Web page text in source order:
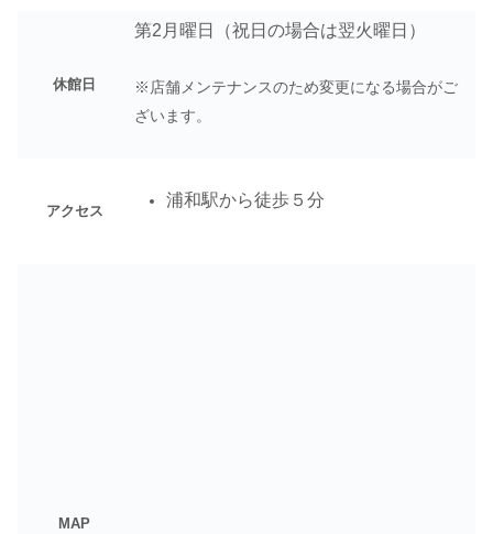
休館日
第2月曜日（祝日の場合は翌火曜日）
※店舗メンテナンスのため変更になる場合がご
ざいます。
アクセス
浦和駅から徒歩５分
MAP